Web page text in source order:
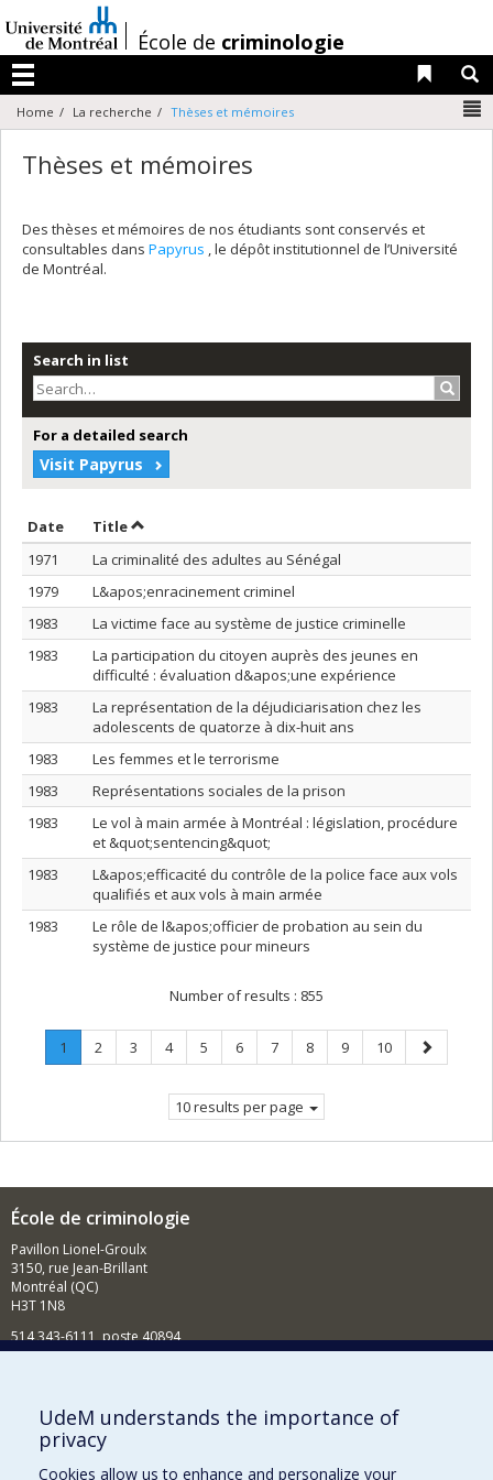
au
contenu
/École de criminologie
Menu
Liens
Home La recherche Thèses et mémoires
Thèses et mémoires
Des thèses et mémoires de nos étudiants sont conservés et
consultables dans Papyrus , le dépôt institutionnel de l’Université
de Montréal.
Search in list
For a detailed search
Visit Papyrus
Date Sort by date in descending order
TitleSort by title in descending order
1971
La criminalité des adultes au Sénégal
1979
L&apos;enracinement criminel
1983
La victime face au système de justice criminelle
1983
La participation du citoyen auprès des jeunes en
difficulté : évaluation d&apos;une expérience
1983
La représentation de la déjudiciarisation chez les
adolescents de quatorze à dix-huit ans
1983
Les femmes et le terrorisme
1983
Représentations sociales de la prison
1983
Le vol à main armée à Montréal : législation, procédure
et &quot;sentencing&quot;
1983
L&apos;efficacité du contrôle de la police face aux vols
qualifiés et aux vols à main armée
1983
Le rôle de l&apos;officier de probation au sein du
système de justice pour mineurs
Number of results : 855
Page
1
Current
Page
2 Page
3 Page
4 Page
5 Page
6 Page
7 Page
8 Page
9 Page
10
Next
page
10 results per page
École de criminologie
Pavillon Lionel-Groulx
3150, rue Jean-Brillant
Montréal (QC)
H3T 1N8
514 343-6111, poste 40894
Comment soutenir l'École?
BESOIN D'AIDE?
Plan du site
UdeM understands the importance of
privacy
Cookies allow us to enhance and personalize your